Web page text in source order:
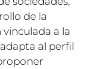
de la
a la
al perfil